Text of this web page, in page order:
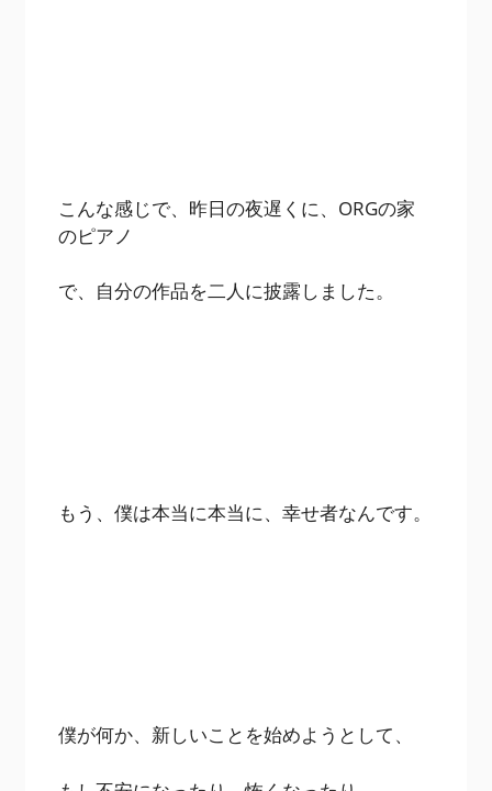
こんな感じで、昨日の夜遅くに、ORGの家
のピアノ
で、自分の作品を二人に披露しました。
もう、僕は本当に本当に、幸せ者なんです。
僕が何か、新しいことを始めようとして、